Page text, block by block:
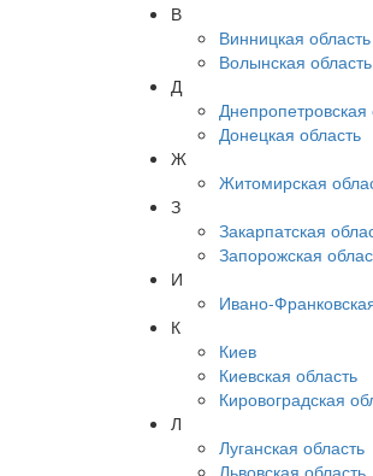
В
Винницкая область
Волынская область
Д
Днепропетровская
Донецкая область
Ж
Житомирская
З
Закарпатская
Запорожская
И
Ивано-
К
Киев
Киевская область
Кировоградская
Л
Луганская область
Львовская область